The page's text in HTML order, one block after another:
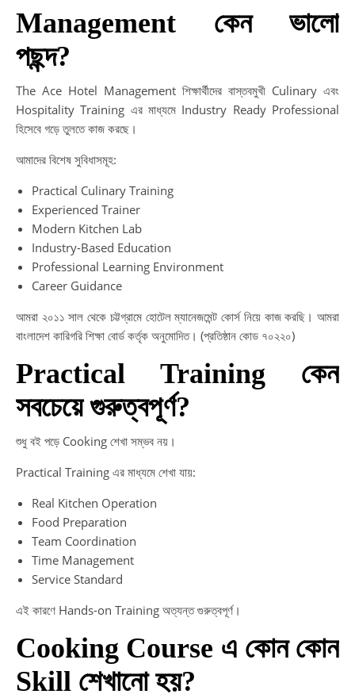
Management কেন ভালো
পছন্দ?
The Ace Hotel Management শিক্ষার্থীদের বাস্তবমুখী Culinary এবং
Hospitality Training এর মাধ্যমে Industry Ready Professional
হিসেবে গড়ে তুলতে কাজ করছে।
আমাদের বিশেষ সুবিধাসমূহ:
Practical Culinary Training
Experienced Trainer
Modern Kitchen Lab
Industry-Based Education
Professional Learning Environment
Career Guidance
আমরা ২০১১ সাল থেকে চট্টগ্রামে হোটেল ম্যানেজমেন্ট কোর্স নিয়ে কাজ করছি। আমরা
বাংলাদেশ কারিগরি শিক্ষা বোর্ড কর্তৃক অনুমোদিত। (প্রতিষ্ঠান কোড ৭০২২০)
Practical Training কেন
সবচেয়ে গুরুত্বপূর্ণ?
শুধু বই পড়ে Cooking শেখা সম্ভব নয়।
Practical Training এর মাধ্যমে শেখা যায়:
Real Kitchen Operation
Food Preparation
Team Coordination
Time Management
Service Standard
এই কারণে Hands-on Training অত্যন্ত গুরুত্বপূর্ণ।
Cooking Course এ কোন কোন
Skill শেখানো হয়?